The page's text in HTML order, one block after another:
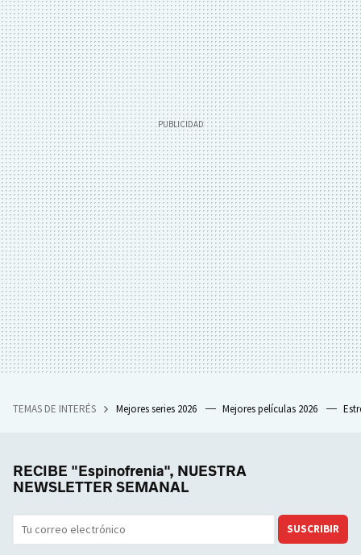
TEMAS DE INTERÉS Mejores series 2026 Mejores películas 2026
RECIBE "Espinofrenia", NUESTRA
NEWSLETTER SEMANAL
SUSCRIBIR